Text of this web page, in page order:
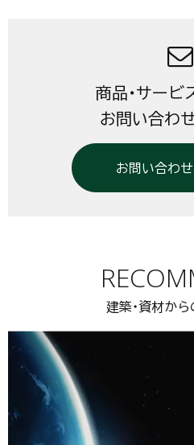
商品・サービ
お問い合わ
お問い合わ
建築・資材か